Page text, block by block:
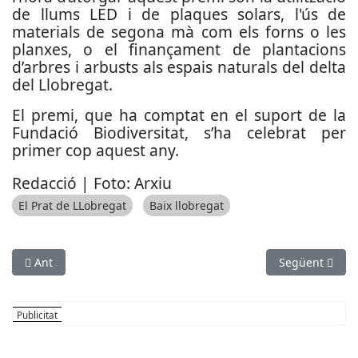
de llums LED i de plaques solars, l'ús de
materials de segona mà com els forns o les
planxes, o el finançament de plantacions
d’arbres i arbusts als espais naturals del delta
del Llobregat.
El premi, que ha comptat en el suport de la
Fundació Biodiversitat, s’ha celebrat per
primer cop aquest any.
Redacció | Foto: Arxiu
El Prat de LLobregat Baix llobregat
Article anterior: Retirada de plantes invasores al Parc de Mar
Ant Article
Següent